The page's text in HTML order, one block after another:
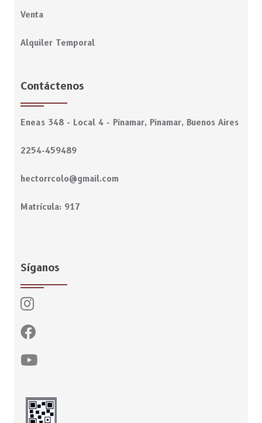
Venta
Alquiler Temporal
Contáctenos
Eneas 348 - Local 4 - Pinamar, Pinamar, Buenos Aires
2254-459489
hectorrcolo@gmail.com
Matrícula: 917
Síganos